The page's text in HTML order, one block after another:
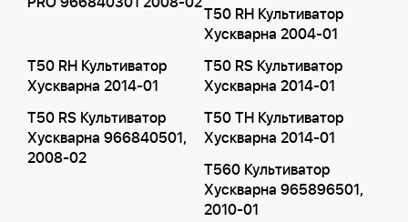
T50 RH Культиватор
Хускварна 2004-01
T50 RH Культиватор
Хускварна 2014-01
T50 RS Культиватор
Хускварна 2014-01
T50 RS Культиватор
Хускварна 966840501,
2008-02
T50 TH Культиватор
Хускварна 2014-01
T560 Культиватор
Хускварна 965896501,
2010-01